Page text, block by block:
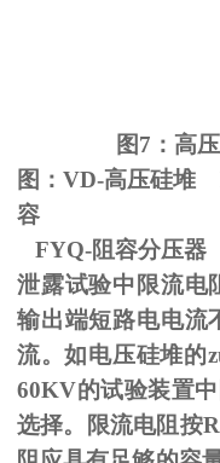
图7 ：高
图：VD-高压硅堆
容
FYQ-阻容分压器
泄露试验中限流电
输出端短路电电流
流。如电压硅堆的
60KV的试验装置
选择。限流电阻按